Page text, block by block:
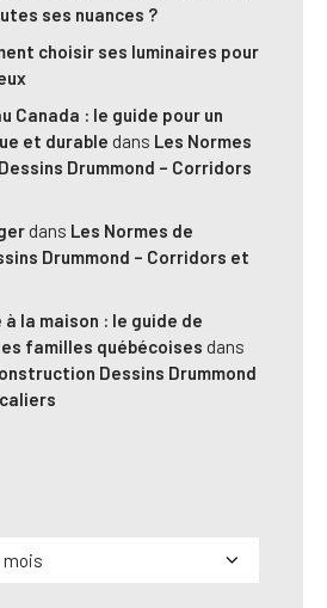
ses nuances ?
choisir ses luminaires pour
Canada : le guide pour un
et durable dans Les Normes
Drummond – Corridors
dans Les Normes de
Drummond – Corridors et
la maison : le guide de
familles québécoises dans
Dessins Drummond